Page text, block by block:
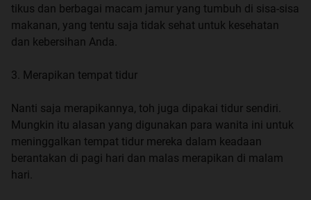
tikus dan berbagai macam jamur yang tumbuh di sisa-sisa
makanan, yang tentu saja tidak sehat untuk kesehatan
dan kebersihan Anda.
3. Merapikan tempat tidur
Nanti saja merapikannya, toh juga dipakai tidur sendiri.
Mungkin itu alasan yang digunakan para wanita ini untuk
meninggalkan tempat tidur mereka dalam keadaan
berantakan di pagi hari dan malas merapikan di malam
hari.